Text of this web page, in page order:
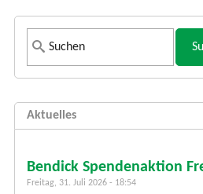
S
u
h
f
r
m
Aktuelles
Bendick Spendenaktion
Freitag, 31. Juli 2026 - 18:54